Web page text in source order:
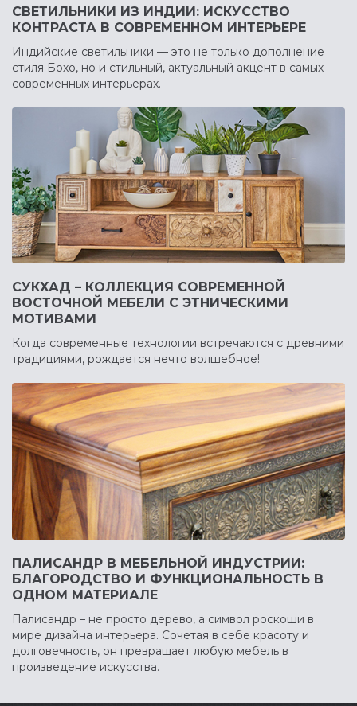
СВЕТИЛЬНИКИ ИЗ ИНДИИ: ИСКУССТВО
КОНТРАСТА В СОВРЕМЕННОМ ИНТЕРЬЕРЕ
Индийские светильники — это не только дополнение
стиля Бохо, но и стильный, актуальный акцент в самых
современных интерьерах.
СУКХАД – КОЛЛЕКЦИЯ СОВРЕМЕННОЙ
ВОСТОЧНОЙ МЕБЕЛИ С ЭТНИЧЕСКИМИ
МОТИВАМИ
Когда современные технологии встречаются с древними
традициями, рождается нечто волшебное!
ПАЛИСАНДР В МЕБЕЛЬНОЙ ИНДУСТРИИ:
БЛАГОРОДСТВО И ФУНКЦИОНАЛЬНОСТЬ В
ОДНОМ МАТЕРИАЛЕ
Палисандр – не просто дерево, а символ роскоши в
мире дизайна интерьера. Сочетая в себе красоту и
долговечность, он превращает любую мебель в
произведение искусства.